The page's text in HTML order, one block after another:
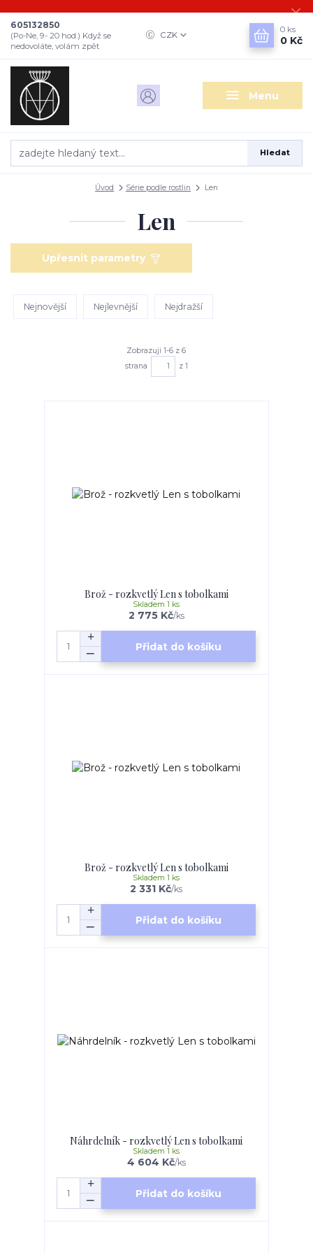
Menu
CZK
Hledat
605132850
(Po-Ne, 9- 20 hod.) Když se
nedovoláte, volám zpět
0 ks
0 Kč
Úvod Série podle rostlin Len
Len
Upřesnit parametry
Nejnovější Nejlevnější Nejdražší
Zobrazuji 1-6 z 6
strana
z 1
Brož - rozkvetlý Len s tobolkami
2 775 Kč/ks
Skladem 1 ks
Přidat do košíku
Brož - rozkvetlý Len s tobolkami
2 331 Kč/ks
Skladem 1 ks
Přidat do košíku
Náhrdelník - rozkvetlý Len s tobolkami
4 604 Kč/ks
Skladem 1 ks
Přidat do košíku